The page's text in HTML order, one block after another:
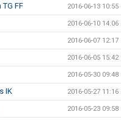
FF 2016-06-13 10:55
2016-06-10 14:06
2016-06-07 12:17
2016-06-05 15:42
2016-05-30 09:48
IK 2016-05-27 11:16
2016-05-23 09:58